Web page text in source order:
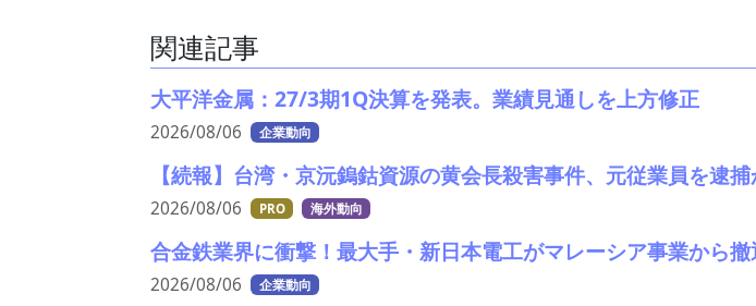
関連記事
大平洋金属：27/3期1Q決算を発表。業績見通しを上方修正
2026/08/06 企業動向
【続報】台湾・京沅鎢鈷資源の黄会長殺害事件、元従業員を逮
2026/08/06 PRO 海外動向
合金鉄業界に衝撃！最大手・新日本電工がマレーシア事業から
2026/08/06 企業動向